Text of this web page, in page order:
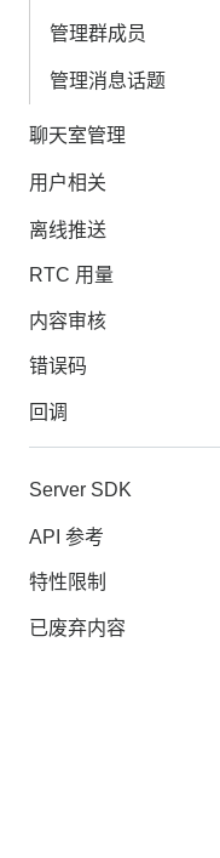
管理群成员
管理消息话题
聊天室管理
用户相关
离线推送
RTC 用量
内容审核
错误码
回调
Server SDK
API 参考
特性限制
已废弃内容